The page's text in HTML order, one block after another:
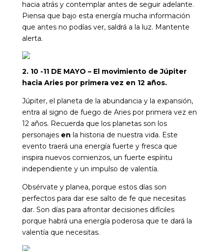
hacia atrás y contemplar antes de seguir adelante.
Piensa que bajo esta energía mucha información
que antes no podías ver, saldrá a la luz. Mantente
alerta.
2. 10 -11 DE MAYO – El movimiento de Júpiter
hacia Aries por primera vez en 12 años.
Júpiter, el planeta de la abundancia y la expansión,
entra al signo de fuego de Aries por primera vez en
12 años. Recuerda que los planetas son los
personajes en la historia de nuestra vida. Este
evento traerá una energía fuerte y fresca que
inspira nuevos comienzos, un fuerte espíritu
independiente y un impulso de valentía.
Obsérvate y planea, porque estos días son
perfectos para dar ese salto de fe que necesitas
dar. Son días para afrontar decisiones difíciles
porque habrá una energía poderosa que te dará la
valentía que necesitas.